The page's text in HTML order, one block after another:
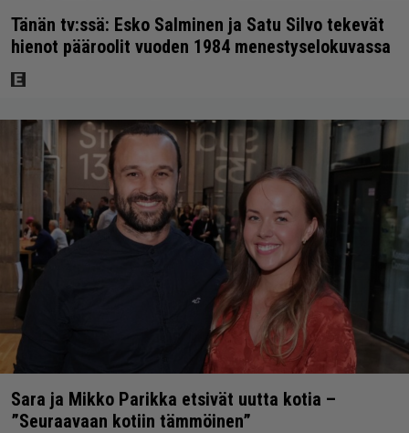
Tänän tv:ssä: Esko Salminen ja Satu Silvo tekevät
hienot pääroolit vuoden 1984 menestyselokuvassa
Sara ja Mikko Parikka etsivät uutta kotia –
”Seuraavaan kotiin tämmöinen”